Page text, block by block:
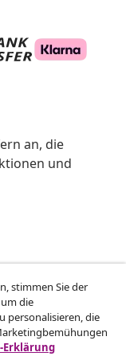
an, die
und
Bestellung
stimmen Sie der
die
personalisieren, die
Erklärung